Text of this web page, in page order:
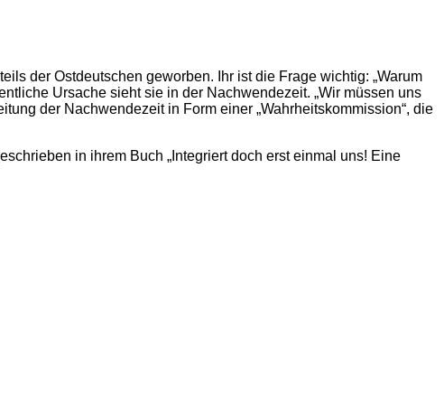
der Ostdeutschen geworben. Ihr ist die Frage wichtig: „Warum
Ursache sieht sie in der Nachwendezeit. „Wir müssen uns
der Nachwendezeit in Form einer „Wahrheitskommission“, die
in ihrem Buch „Integriert doch erst einmal uns! Eine